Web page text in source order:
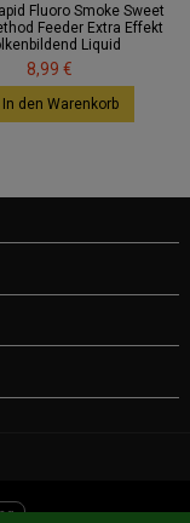
Fluoro Smoke Sweet
Feeder Extra Effekt
Liquid
8,99 €
In den Warenkorb